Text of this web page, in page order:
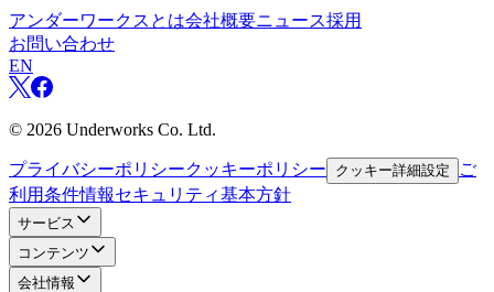
アンダーワークスとは会社概要ニュース採用
お問い合わせ
EN
© 2026 Underworks Co. Ltd.
プライバシーポリシークッキーポリシー クッキー詳細設定
ご
利用条件情報セキュリティ基本方針
サービス
コンテンツ
会社情報